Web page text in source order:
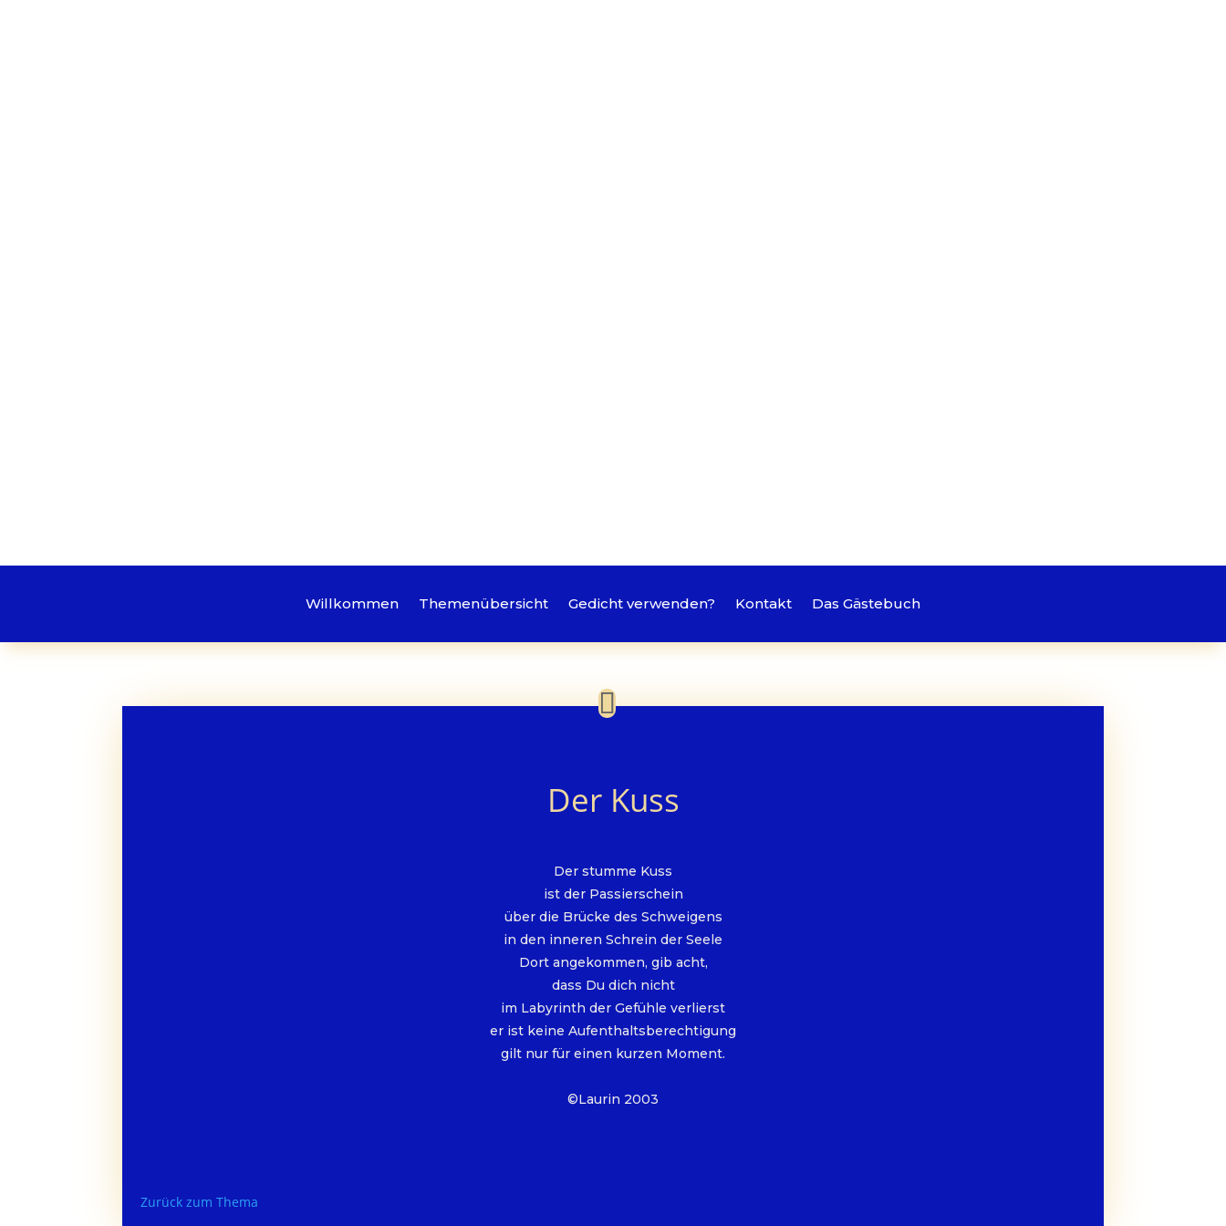
Willkommen Themenübersicht Gedicht verwenden? Kontakt Das Gästebuch
Der Kuss
Der stumme Kuss
ist der Passierschein
über die Brücke des Schweigens
in den inneren Schrein der Seele
Dort angekommen, gib acht,
dass Du dich nicht
im Labyrinth der Gefühle verlierst
er ist keine Aufenthaltsberechtigung
gilt nur für einen kurzen Moment.
©Laurin 2003
Zurück zum Thema